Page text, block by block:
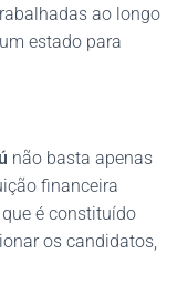
ao longo
estado para
não basta apenas
financeira
é constituído
os candidatos,